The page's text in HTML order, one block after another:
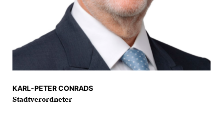
KARL-PETER CONRADS
Stadtverordneter